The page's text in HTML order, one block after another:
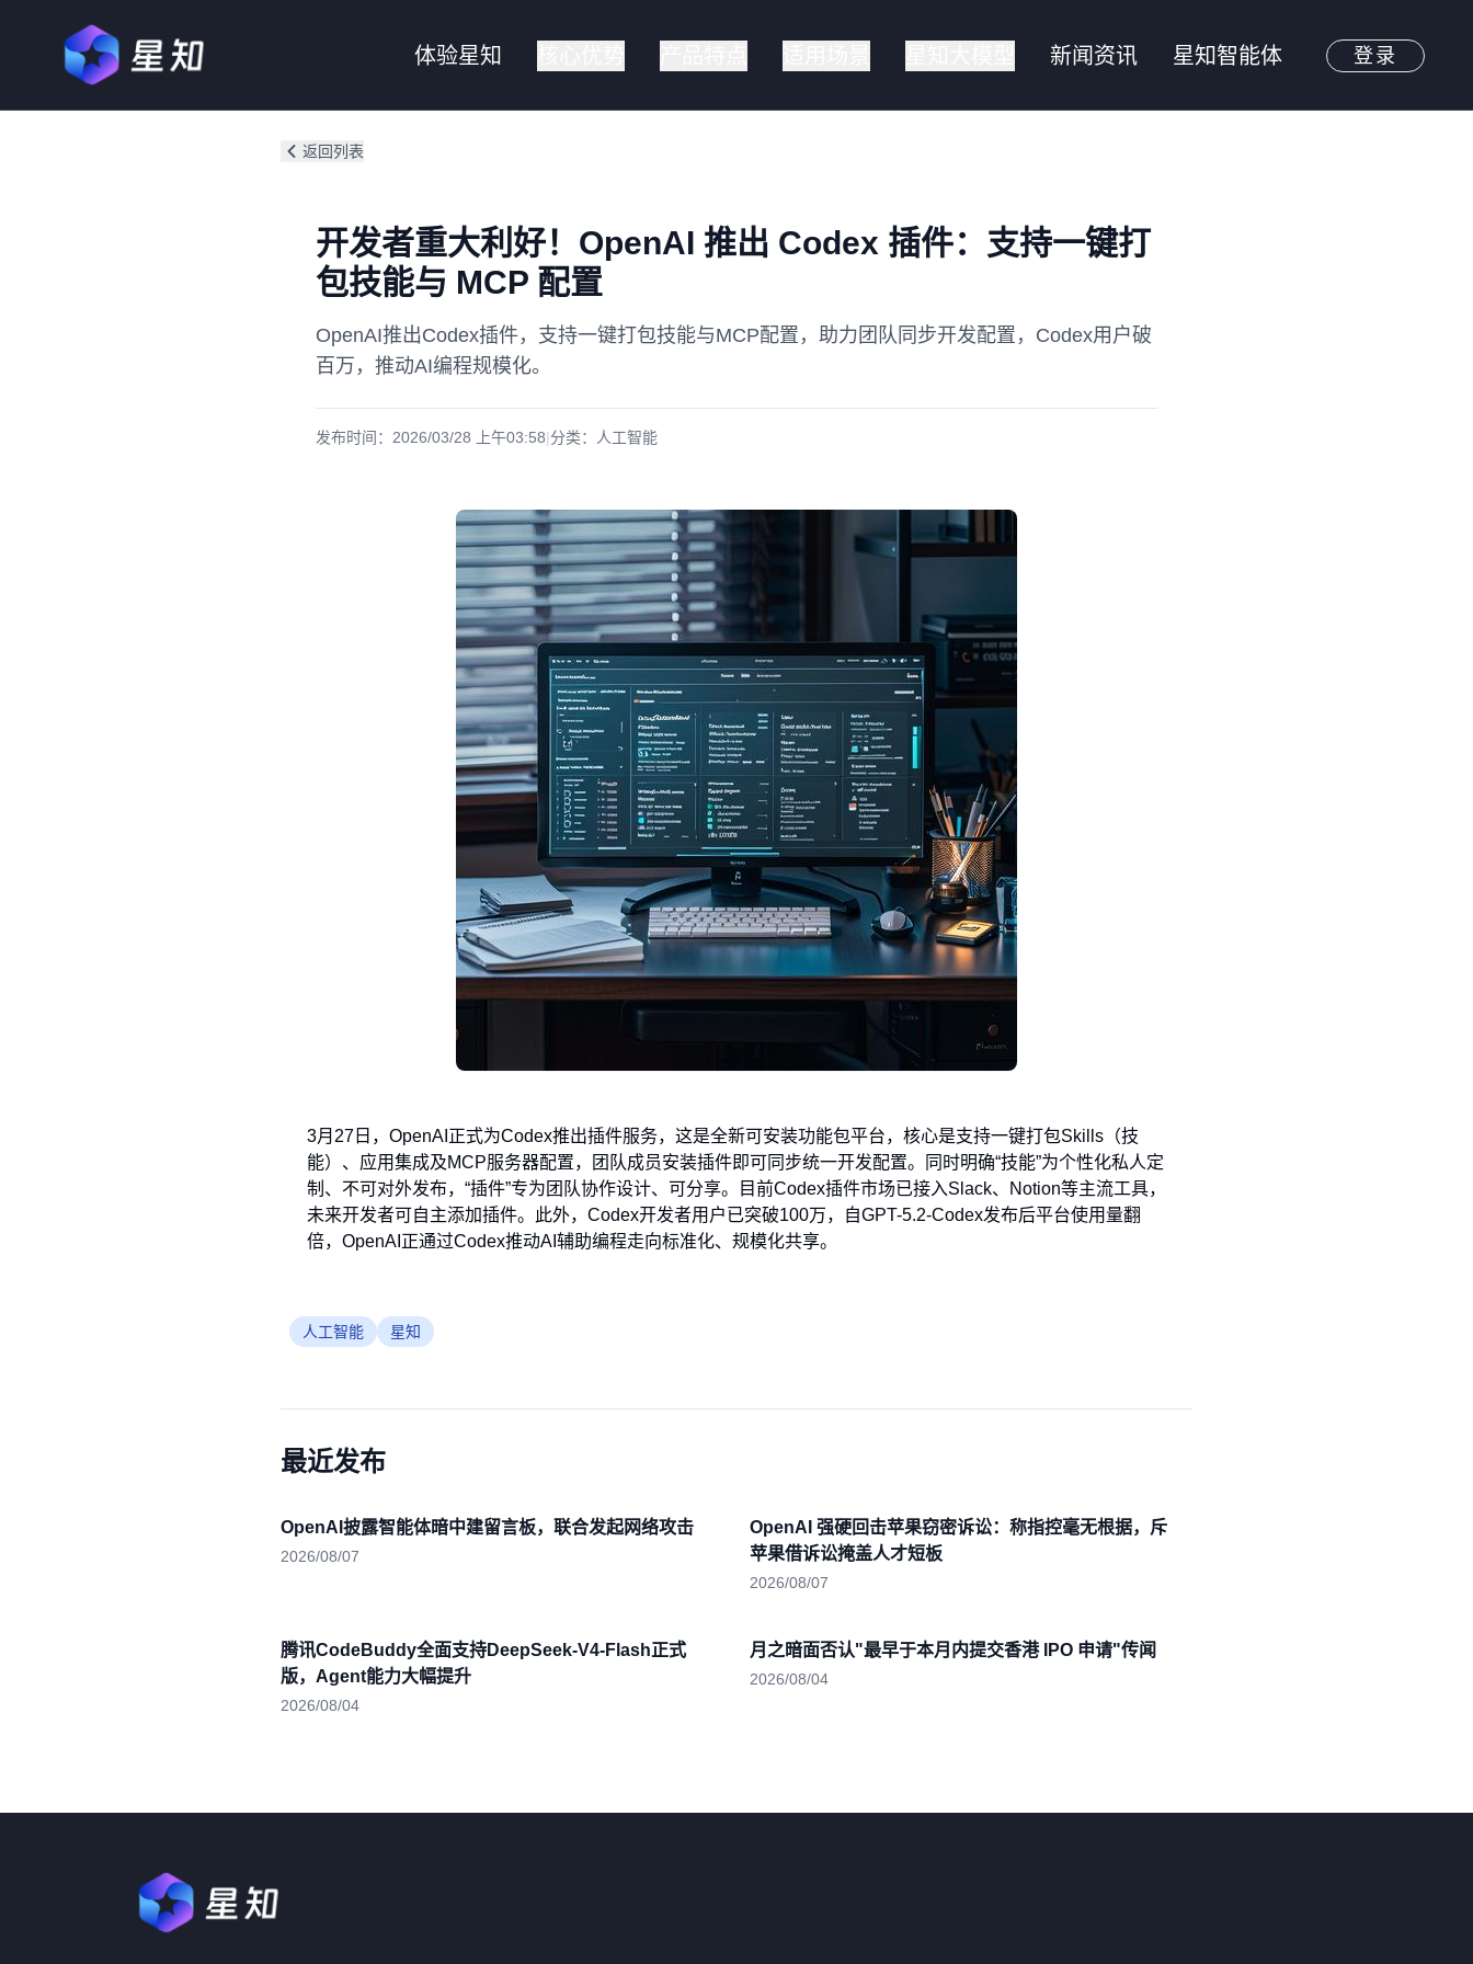
体验星知 新闻资讯 星知智能体 登录
返回列表
开发者重大利好！OpenAI 推出 Codex 插件：支持一键打
包技能与 MCP 配置
OpenAI推出Codex插件，支持一键打包技能与MCP配置，助力团队同步开发配置，Codex用户破
百万，推动AI编程规模化。
发布时间： 2026/03/28 上午03:58|分类： 人工智能
3月27日，OpenAI正式为Codex推出插件服务，这是全新可安装功能包平台，核心是支持一键打包Skills（技
能）、应用集成及MCP服务器配置，团队成员安装插件即可同步统一开发配置。同时明确“技能”为个性化私人定
制、不可对外发布，“插件”专为团队协作设计、可分享。目前Codex插件市场已接入Slack、Notion等主流工具，
未来开发者可自主添加插件。此外，Codex开发者用户已突破100万，自GPT-5.2-Codex发布后平台使用量翻
倍，OpenAI正通过Codex推动AI辅助编程走向标准化、规模化共享。
人工智能 星知
最近发布
OpenAI披露智能体暗中建留言板，联合发起网络攻击
2026/08/07
OpenAI 强硬回击苹果窃密诉讼：称指控毫无根据，斥
苹果借诉讼掩盖人才短板
2026/08/07
腾讯CodeBuddy全面支持DeepSeek-V4-Flash正式
版，Agent能力大幅提升
2026/08/04
月之暗面否认"最早于本月内提交香港 IPO 申请"传闻
2026/08/04